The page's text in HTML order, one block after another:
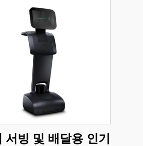
서빙 및 배달용 인기